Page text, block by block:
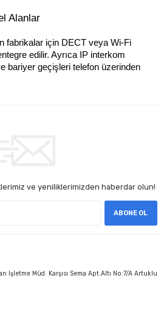
Alanlar
fabrikalar için DECT veya Wi-Fi
edilir. Ayrıca IP interkom
bariyer geçişleri telefon üzerinden
ve yeniliklerimizden haberdar olun!
ABONE OL
İşletme Müd. Karşısı Sema Apt.Altı No:7/A Artuklu